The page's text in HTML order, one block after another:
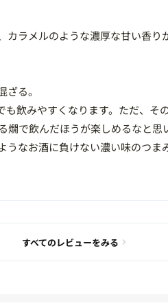
ラメルのような濃厚な甘い香り
る。
飲みやすくなります。ただ、そ
で飲んだほうが楽しめるなと思
なお酒に負けない濃い味のつま
すべてのレビューをみる